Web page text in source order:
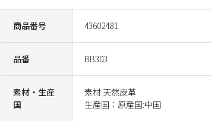
商品番号 43602481
品番 BB303
素材・生産
国
素材:天然皮革
生産国：原産国:中国